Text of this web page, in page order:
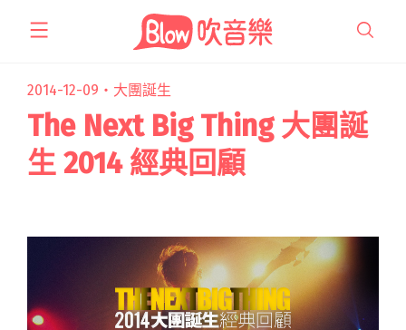
2014-12-09・ 大團誕生
The Next Big Thing 大團誕
生 2014 經典回顧